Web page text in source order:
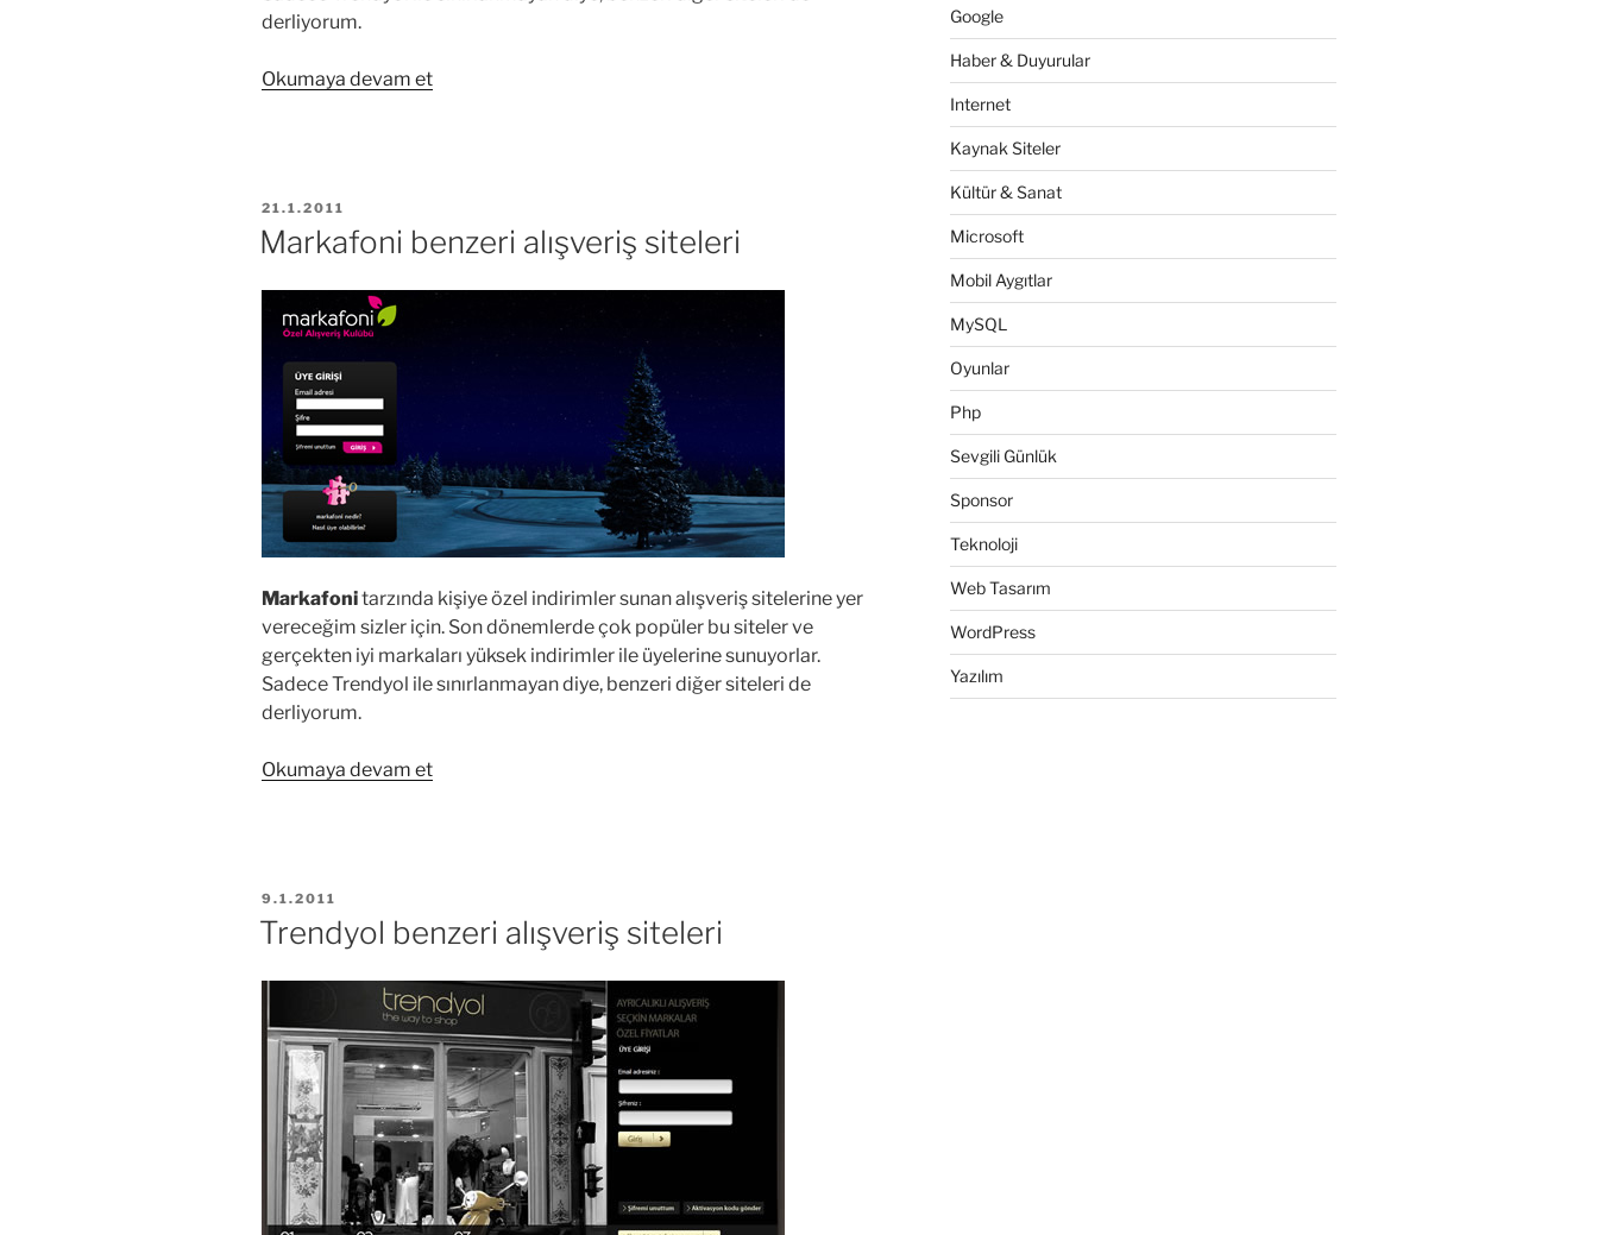
derliyorum.
Okumaya devam et“Limango
YAYIM
21.1.2011
Markafoni benzeri alışveriş siteleri
Markafonitarzında kişiye özel indirimler sunan alışveriş sitelerine yer
vereceğim sizler için. Son dönemlerde çok popüler bu siteler ve
gerçekten iyi markaları yüksek indirimler ile üyelerine sunuyorlar.
Sadece Trendyol ile sınırlanmayan diye, benzeri diğer siteleri de
derliyorum.
Okumaya devam et“Markafoni
YAYIM
TARIHI
9.1.2011
Trendyol benzeri alışveriş siteleri
Google
Haber & Duyurular
Internet
Kaynak Siteler
Kültür & Sanat
Microsoft
Mobil Aygıtlar
MySQL
Oyunlar
Php
Sevgili Günlük
Sponsor
Teknoloji
Web Tasarım
WordPress
Yazılım